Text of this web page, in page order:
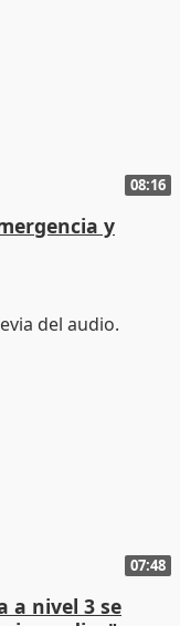
08:16
y
07:48
a nivel 3 se